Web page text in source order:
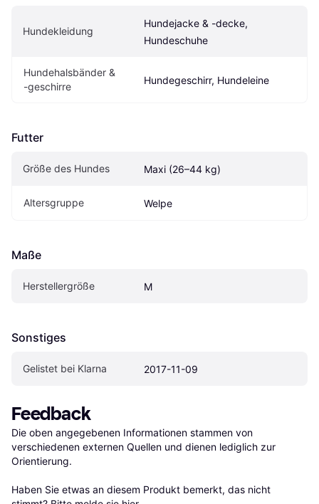
Hundekleidung
Hundejacke & -decke,
Hundeschuhe
Hundehalsbänder &
-geschirre
Hundegeschirr, Hundeleine
Futter
Größe des Hundes Maxi (26–44 kg)
Altersgruppe Welpe
Maße
Herstellergröße M
Sonstiges
Gelistet bei Klarna 2017-11-09
Feedback
Die oben angegebenen Informationen stammen von
verschiedenen externen Quellen und dienen lediglich zur
Orientierung.
Haben Sie etwas an diesem Produkt bemerkt, das nicht